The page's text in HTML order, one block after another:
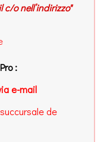
o nell’indirizzo"
:
e-mail
de